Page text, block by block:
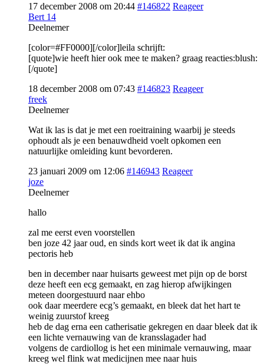
17 december 2008 om 20:44 #146822 Reageer
Bert 14
Deelnemer
[color=#FF0000][/color]leila schrijft:
[quote]wie heeft hier ook mee te maken? graag reacties:blush:
[/quote]
18 december 2008 om 07:43 #146823 Reageer
freek
Deelnemer
Wat ik las is dat je met een roeitraining waarbij je steeds
ophoudt als je een benauwdheid voelt opkomen een
natuurlijke omleiding kunt bevorderen.
23 januari 2009 om 12:06 #146943 Reageer
joze
Deelnemer
hallo
zal me eerst even voorstellen
ben joze 42 jaar oud, en sinds kort weet ik dat ik angina
pectoris heb
ben in december naar huisarts geweest met pijn op de borst
deze heeft een ecg gemaakt, en zag hierop afwijkingen
meteen doorgestuurd naar ehbo
ook daar meerdere ecg’s gemaakt, en bleek dat het hart te
weinig zuurstof kreeg
heb de dag erna een catherisatie gekregen en daar bleek dat ik
een lichte vernauwing van de kransslagader had
volgens de cardiollog is het een minimale vernauwing, maar
kreeg wel flink wat medicijnen mee naar huis